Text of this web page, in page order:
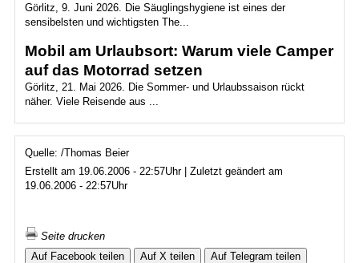
Görlitz, 9. Juni 2026. Die Säuglingshygiene ist eines der
sensibelsten und wichtigsten The...
Mobil am Urlaubsort: Warum viele Camper
auf das Motorrad setzen
Görlitz, 21. Mai 2026. Die Sommer- und Urlaubssaison rückt
näher. Viele Reisende aus ...
Quelle: /Thomas Beier
Erstellt am 19.06.2006 - 22:57Uhr | Zuletzt geändert am
19.06.2006 - 22:57Uhr
Seite drucken
Auf Facebook teilen
Auf X teilen
Auf Telegram teilen